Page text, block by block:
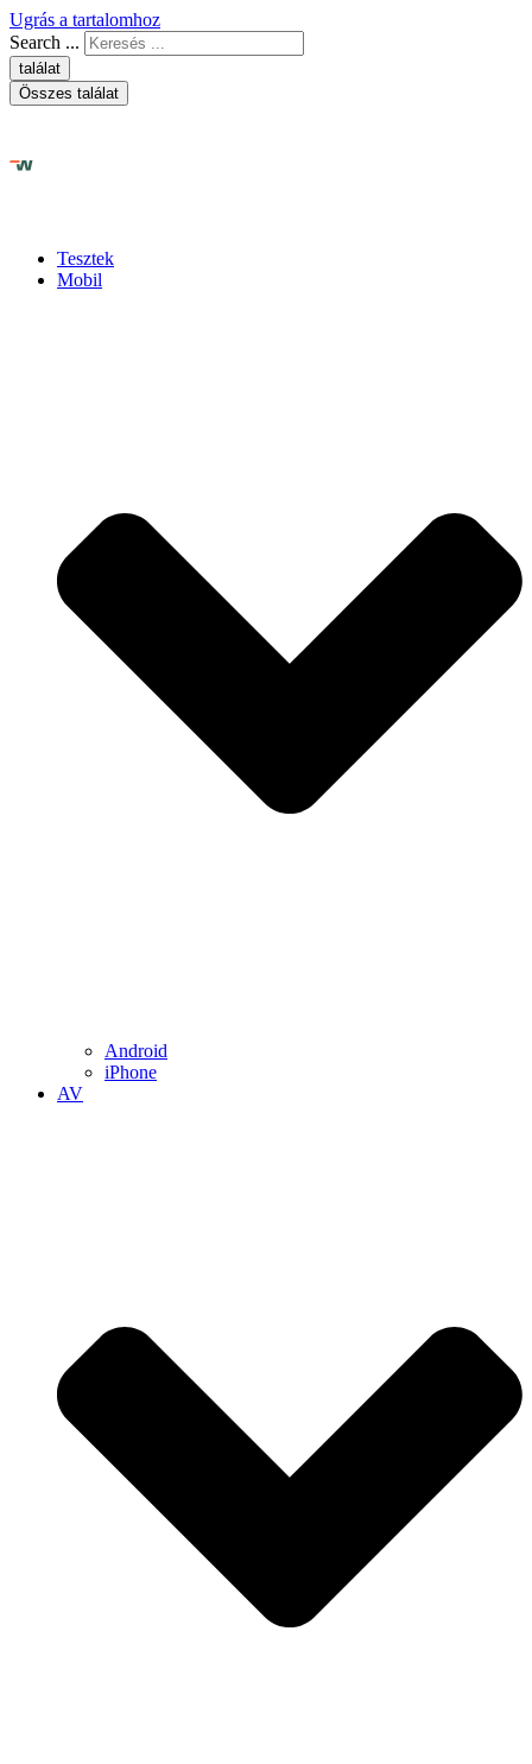
Ugrás a tartalomhoz
Search ...
találat
Összes találat
Tesztek
Mobil
Android
iPhone
AV